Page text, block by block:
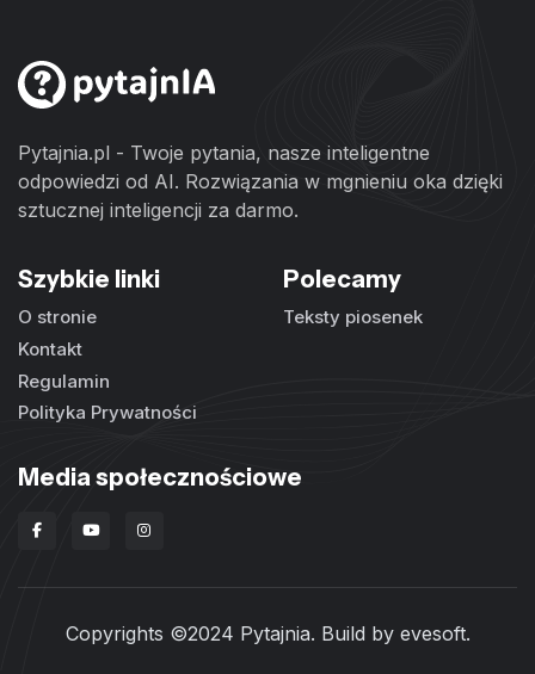
Pytajnia.pl - Twoje pytania, nasze inteligentne
odpowiedzi od AI. Rozwiązania w mgnieniu oka dzięki
sztucznej inteligencji za darmo.
Szybkie linki
O stronie
Kontakt
Regulamin
Polityka Prywatności
Polecamy
Teksty piosenek
Media społecznościowe
Copyrights ©2024 Pytajnia. Build by evesoft.